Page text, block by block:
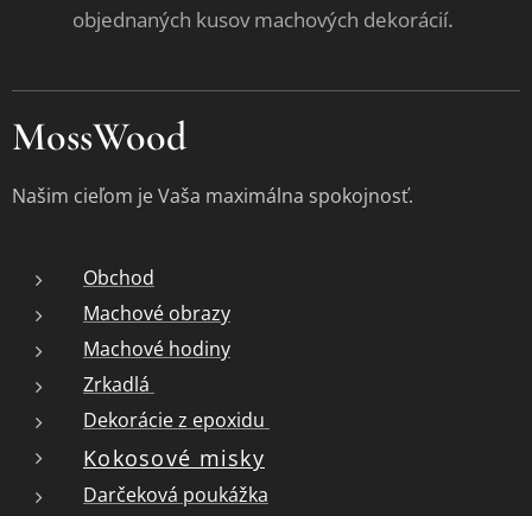
objednaných kusov machových dekorácií.
MossWood
Našim cieľom je Vaša maximálna spokojnosť.
Obchod
Machové obrazy
Machové hodiny
Zrkadlá
Dekorácie z epoxidu
Kokosové misky
Darčeková poukážka